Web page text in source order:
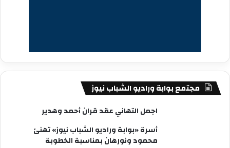
مجتمع بوابة وراديو الشباب نيوز
اجمل التهاني عقد قران أحمد وهدير
أسرة «بوابة وراديو الشباب نيوز» تهنئ
محمود ونورهان بمناسبة الخطوبة